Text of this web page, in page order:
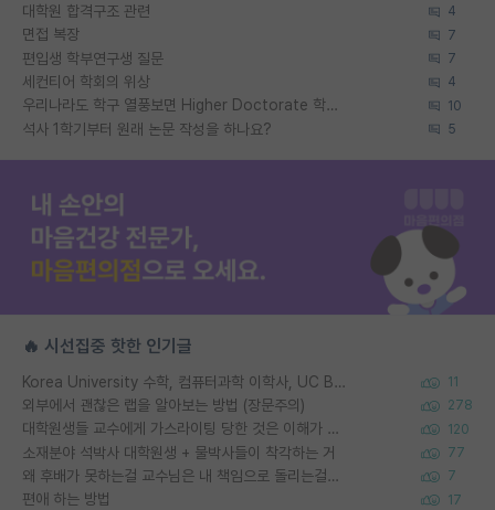
대학원 합격구조 관련 4
면접 복장 7
편입생 학부연구생 질문 7
세컨티어 학회의 위상 4
우리나라도 학구 열풍보면 Higher Doctorate 학위가 필요하다고 봅니다. 10
석사 1학기부터 원래 논문 작성을 하나요? 5
🔥 시선집중 핫한 인기글
Korea University 수학, 컴퓨터과학 이학사, UC Berkeley 산업공학 대학원 공학박사가 되는 것은 쉽지 않겠죠? 11
외부에서 괜찮은 랩을 알아보는 방법 (장문주의) 278
대학원생들 교수에게 가스라이팅 당한 것은 이해가 갑니다. 안타깝네요. 120
소재분야 석박사 대학원생 + 물박사들이 착각하는 거 77
왜 후배가 못하는걸 교수님은 내 책임으로 돌리는걸까요? 7
편애 하는 방법 17